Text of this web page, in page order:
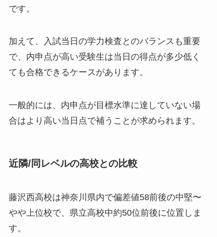
です。
加えて、入試当日の学力検査とのバランスも重要
で、内申点が高い受験生は当日の得点が多少低く
ても合格できるケースがあります。
一般的には、内申点が目標水準に達していない場
合はより高い当日点で補うことが求められます。
近隣/同レベルの高校との比較
藤沢西高校は神奈川県内で偏差値58前後の中堅〜
やや上位校で、県立高校中約50位前後に位置しま
す。